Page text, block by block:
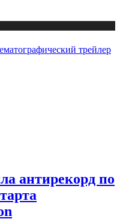
трейлер
антирекорд по